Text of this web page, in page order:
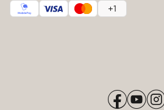
+1